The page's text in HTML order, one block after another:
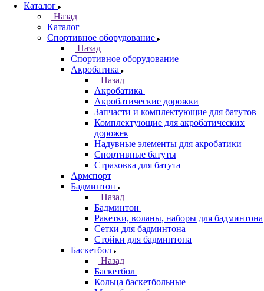
Каталог
Назад
Каталог
Спортивное оборудование
Назад
Спортивное оборудование
Акробатика
Назад
Акробатика
Акробатические дорожки
Запчасти и комплектующие для батутов
Комплектующие для акробатических
дорожек
Надувные элементы для акробатики
Спортивные батуты
Страховка для батута
Армспорт
Бадминтон
Назад
Бадминтон
Ракетки, воланы, наборы для бадминтона
Сетки для бадминтона
Стойки для бадминтона
Баскетбол
Назад
Баскетбол
Кольца баскетбольные